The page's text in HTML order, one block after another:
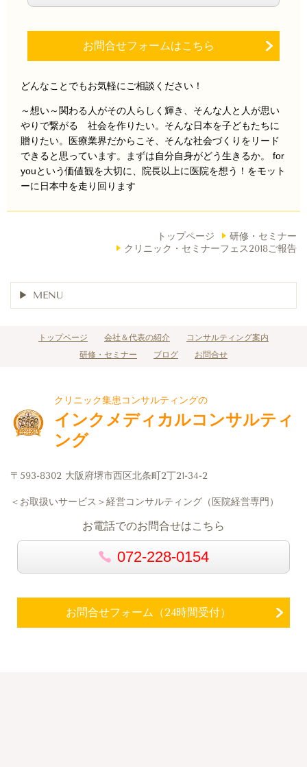
お問合せフォームはこちら
どんなことでもお気軽にご相談ください！
～想い～ 関わる人がその人らしく輝き、そんな人と人が思い
やりで繋がる 社会を作りたい。そんな日本を子どもたちに
贈りたい。医療業界だからこそ、そんな社会づくりをリード
できると思っています。
まずは自分自身がどう生きるか。 for
youという価値観を大切に、院長以上に医院を想う！をモット
ーに日本中を走り回ります
トップページ
研修・セミナー
クリニック・セミナーフェス2018ご報告
MENU
トップページ 会社＆代表の紹介
コンサルティング案内
研修・セミナー
ブログ お問合せ
クリニック集患コンサルティングの
インクメディカルコンサルティ
ング
〒593-8302 大阪府堺市西区北条町2丁21-34-2
＜お取扱いサービス＞経営コンサルティング（医院経営専門）
お電話でのお問合せはこちら
072-228-0154
お問合せフォーム（24時間受付）